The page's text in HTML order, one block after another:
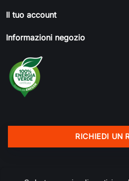
Il tuo account
Informazioni negozio
RICHIEDI UN